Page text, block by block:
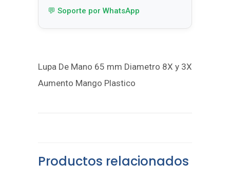
💬 Soporte por WhatsApp
Lupa De Mano 65 mm Diametro 8X y 3X
Aumento Mango Plastico
Productos relacionados